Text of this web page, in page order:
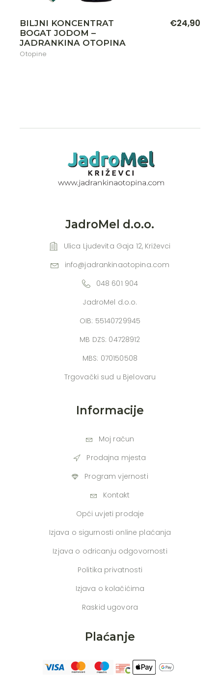
BILJNI KONCENTRAT
BOGAT JODOM –
JADRANKINA OTOPINA
Otopine
€24,90
JadroMel d.o.o.
Ulica Ljudevita Gaja 12, Križevci
info@jadrankinaotopina.com
048 601 904
JadroMel d.o.o.
OIB: 55140729945
MB DZS: 04728912
MBS: 070150508
Trgovački sud u Bjelovaru
Informacije
Moj račun
Prodajna mjesta
Program vjernosti
Kontakt
Opći uvjeti prodaje
Izjava o sigurnosti online plaćanja
Izjava o odricanju odgovornosti
Politika privatnosti
Izjava o kolačićima
Raskid ugovora
Plaćanje